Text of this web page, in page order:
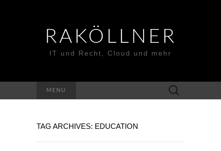
RAKÖLLNER
IT und Recht, Cloud und mehr
MENU
Suchen
nach:
TAG ARCHIVES: EDUCATION